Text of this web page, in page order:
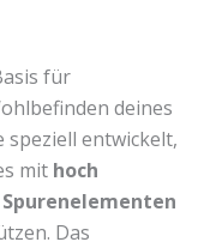
für
deines
speziell entwickelt,
mit hoch
Das